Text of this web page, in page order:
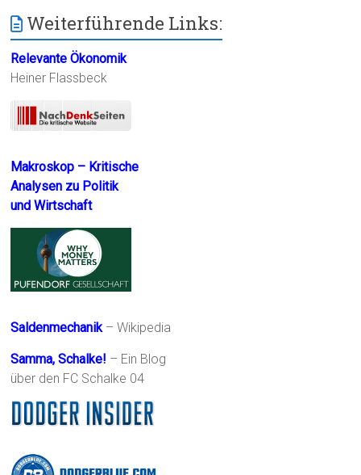
Weiterführende Links:
Relevante Ökonomik
Heiner Flassbeck
Makroskop – Kritische
Analysen zu Politik
und Wirtschaft
Saldenmechanik– Wikipedia
Samma, Schalke! – Ein Blog
über den FC Schalke 04